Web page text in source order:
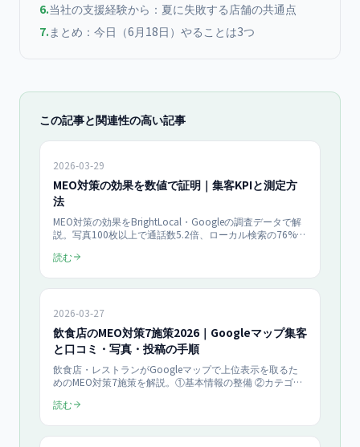
6.当社の支援経験から：夏に失敗する店舗の共通点
7.まとめ：今日（6月18日）やることは3つ
この記事と関連性の高い記事
2026-03-29
MEO対策の効果を数値で証明｜集客KPIと測定方
法
MEO対策の効果をBrightLocal・Googleの調査データで解
説。写真100枚以上で通話数5.2倍、ローカル検索の76%が
ンチマークまで、効果測定の実務を網羅します。
読む
2026-03-27
飲食店のMEO対策7施策2026｜Googleマップ集客
と口コミ・写真・投稿の手順
飲食店・レストランがGoogleマップで上位表示を取るた
めのMEO対策7施策を解説。①基本情報の整備 ②カテゴリ
ミの獲得と全件返信 ⑥Q&Aの充実 ⑦メニュー登録。写真
読む